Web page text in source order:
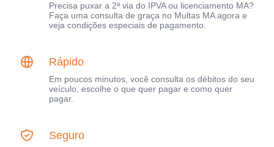
Precisa puxar a 2ª via do IPVA ou licenciamento MA?
Faça uma consulta de graça no Multas MA agora e
veja condições especiais de pagamento.
Rápido
Em poucos minutos, você consulta os débitos do seu
veículo, escolhe o que quer pagar e como quer
pagar.
Seguro